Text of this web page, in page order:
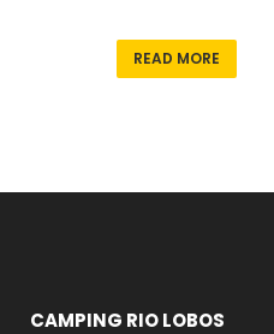
READ MORE
CAMPING RIO LOBOS